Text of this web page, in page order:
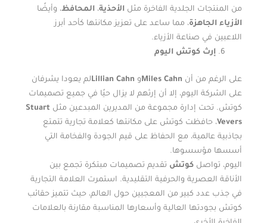
من المنتجات الجلدية الفاخرة مثل الأحذية، المحافظ، وأيضًا
الأزياء الجاهزة، مما ساعد على تعزيز مكانتها كأحد أبرز
اللاعبين في صناعة الأزياء.
إرث كوتش اليوم
على الرغم من أن Miles Cahnو Lillian Cahnلم يعودا يشرفان
على الشركة اليوم، إلا أن إرثهم لا يزال حيًا في جميع تصميمات
كوتش. تحت إدارة مجموعة من المديرين المبدعين مثل Stuart
Vevers، حافظت كوتش على مكانتها كعلامة تجارية تتمتع
بجاذبية عالمية، مع الحفاظ على قيم الجودة والفخامة التي
أسسها مؤسسوها.
اليوم، تواصلكوتش تقديم تصميمات مبتكرة تجمع بين
الأناقة العصرية والحرفية التقليدية. استمرت العلامة التجارية
في جذب عدد كبير من المعجبين حول العالم، حيث تتميز حقائب
كوتش بجودتها العالية وأسعارها المناسبة مقارنة بالعلامات